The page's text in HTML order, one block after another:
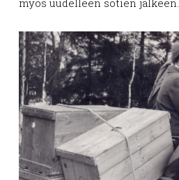
myös uudelleen sotien jälkeen.